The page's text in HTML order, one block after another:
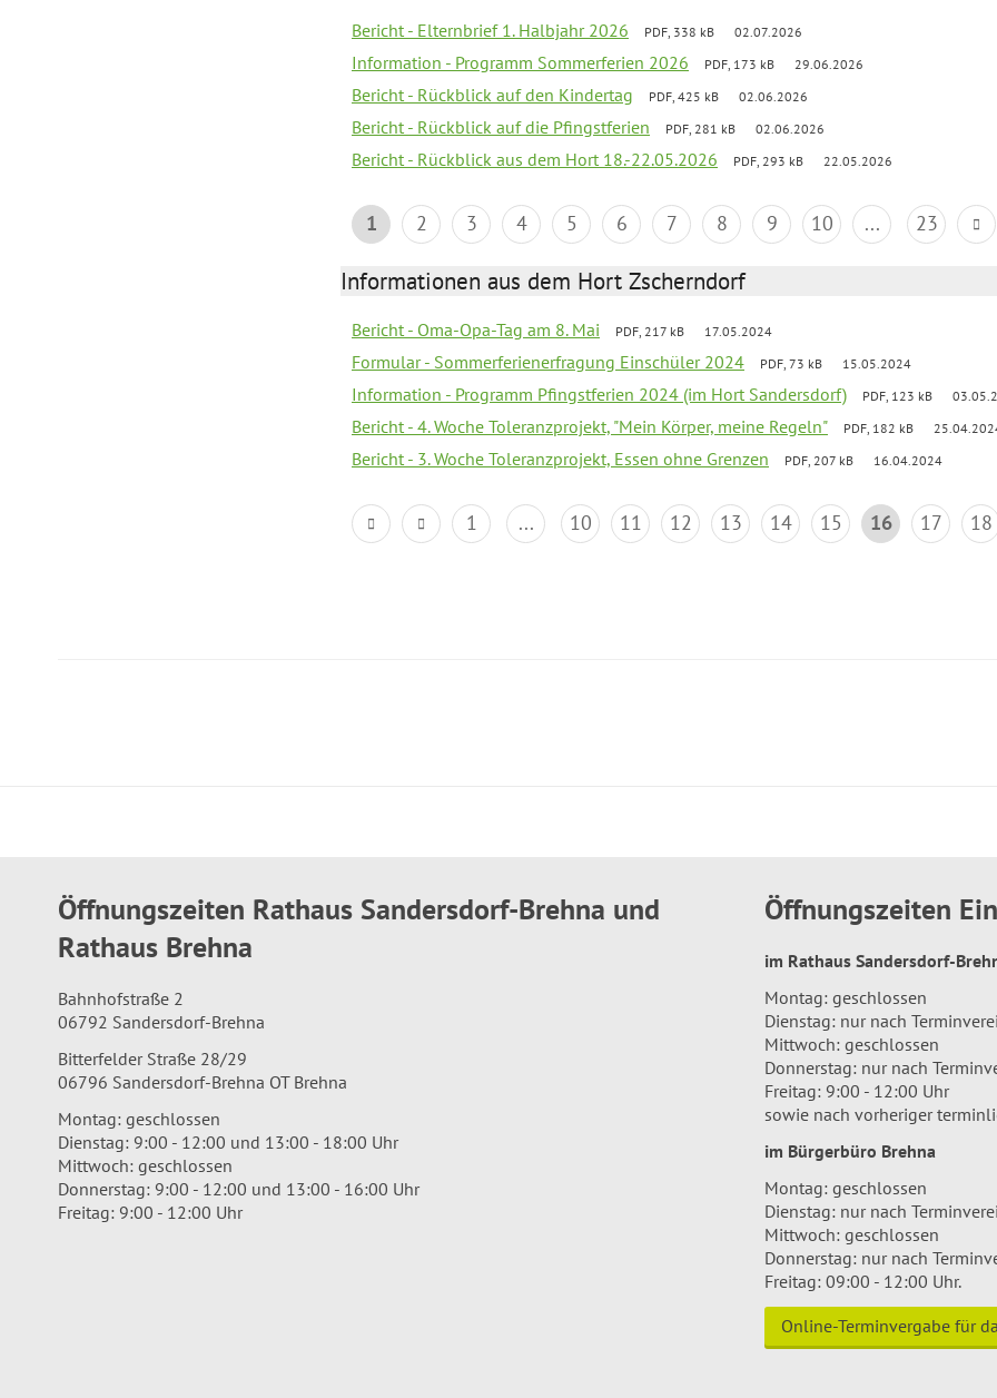
Bericht - Elternbrief 1. Halbjahr 2026 PDF, 338 kB 02.07.2026
Information - Programm Sommerferien 2026 PDF, 173 kB 29.06.2026
Bericht - Rückblick auf den Kindertag PDF, 425 kB 02.06.2026
Bericht - Rückblick auf die Pfingstferien PDF, 281 kB 02.06.2026
Bericht - Rückblick aus dem Hort 18.-22.05.2026 PDF, 293 kB 22.05.2026
1 2 3 4 5 6 7 8 9 10 ... 23
Informationen aus dem Hort Zscherndorf
Bericht - Oma-Opa-Tag am 8. Mai PDF, 217 kB 17.05.2024
Formular - Sommerferienerfragung Einschüler 2024 PDF, 73 kB 15.05.2024
Information - Programm Pfingstferien 2024 (im Hort Sandersdorf) PDF, 123 kB
Bericht - 4. Woche Toleranzprojekt, "Mein Körper, meine Regeln" PDF, 182 kB
Bericht - 3. Woche Toleranzprojekt, Essen ohne Grenzen PDF, 207 kB 16.04.2024
1 ... 10 11 12 13 14 15 16 17 18
Öffnungszeiten Rathaus Sandersdorf-Brehna und
Rathaus Brehna
Bahnhofstraße 2
06792 Sandersdorf-Brehna
Bitterfelder Straße 28/29
06796 Sandersdorf-Brehna OT Brehna
Montag: geschlossen
Dienstag: 9:00 - 12:00 und 13:00 - 18:00 Uhr
Mittwoch: geschlossen
Donnerstag: 9:00 - 12:00 und 13:00 - 16:00 Uhr
Freitag: 9:00 - 12:00 Uhr
Öffnungszeiten
im Rathaus Sandersdorf-
Montag: geschlossen
Dienstag: nur nach
Mittwoch: geschlossen
Donnerstag: nur nach
Freitag: 9:00 - 12:00 Uhr
sowie nach vorheriger
im Bürgerbüro Brehna
Montag: geschlossen
Dienstag: nur nach
Mittwoch: geschlossen
Donnerstag: nur nach
Freitag: 09:00 - 12:00 Uhr.
Online-Terminvergabe für